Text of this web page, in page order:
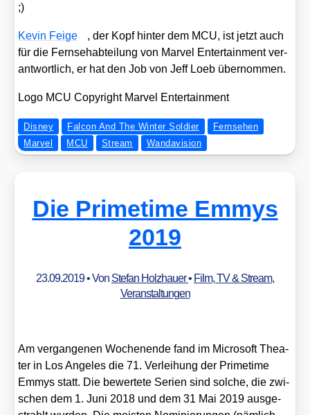
;)
Kevin Fei­ge
, der Kopf hin­ter dem MCU, ist jetzt auch
für die Fern­seh­ab­tei­lung von Mar­vel Enter­tain­ment ver­
ant­wort­lich, er hat den Job von Jeff Loeb über­nom­men.
Logo MCU Copy­right Mar­vel Enter­tain­ment
Disney Falcon And The Winter Soldier
Fernsehen
Marvel
MCU Stream Wandavision
Die Primetime Emmys
2019
23.09.2019• Von Stefan Holzhauer• Film, TV & Stream,
Veranstaltungen
Am ver­gan­ge­nen Wochen­en­de fand im Micro­soft Thea­
ter in Los Ange­les die 71. Ver­lei­hung der Prime­time
Emmys statt. Die bewer­te­te Seri­en sind sol­che, die zwi­
schen dem 1. Juni 2018 und dem 31 Mai 2019 aus­ge­